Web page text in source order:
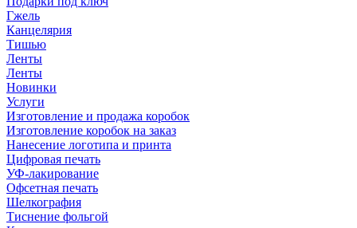
Гжель
Канцелярия
Тишью
Ленты
Ленты
Новинки
Услуги
Изготовление и продажа коробок
Изготовление коробок на заказ
Нанесение логотипа и принта
Цифровая печать
УФ-лакирование
Офсетная печать
Шелкография
Тиснение фольгой